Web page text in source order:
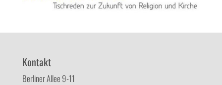
Kontakt
Berliner Allee 9-11